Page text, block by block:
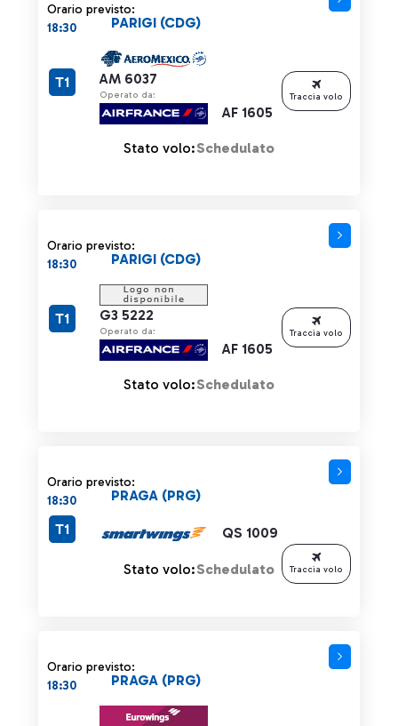
Orario previsto:
18:30
AM 6037
Operato da:
AF 1605
PARIGI (CDG)
T1
Stato volo:Schedulato
Traccia volo
Orario previsto:
18:30
G3 5222
Operato da:
AF 1605
PARIGI (CDG)
T1
Stato volo:Schedulato
Traccia volo
Orario previsto:
18:30
QS 1009
PRAGA (PRG)
T1
Stato volo:Schedulato Traccia volo
Orario previsto:
18:30
PRAGA (PRG)